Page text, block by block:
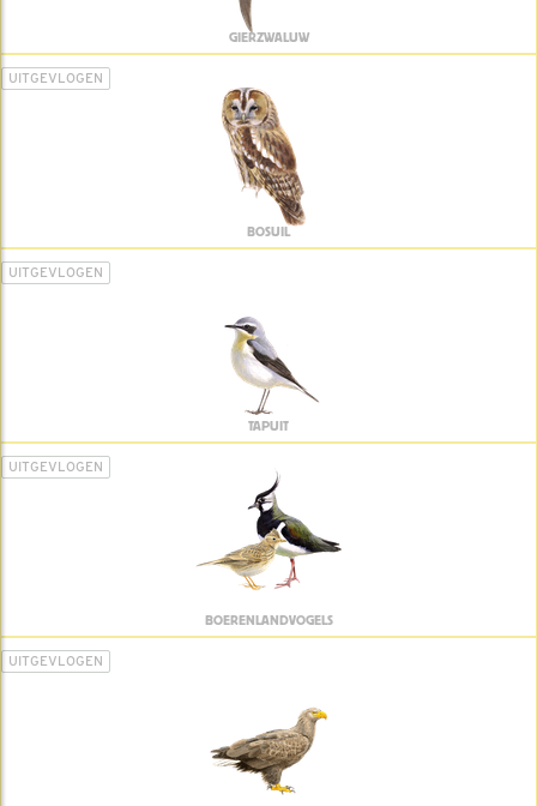
GIERZWALUW
UITGEVLOGEN
BOSUIL
UITGEVLOGEN
TAPUIT
UITGEVLOGEN
BOERENLANDVOGELS
UITGEVLOGEN